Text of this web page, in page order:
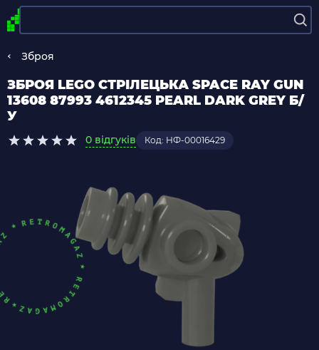
Зброя
ЗБРОЯ LEGO СТРІЛЕЦЬКА SPACE RAY GUN
13608 87993 4612345 PEARL DARK GREY Б/
У
0 відгуків Код: НФ-00016429